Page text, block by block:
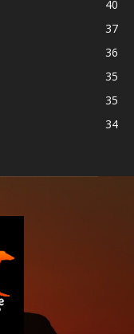
40
37
36
35
35
34